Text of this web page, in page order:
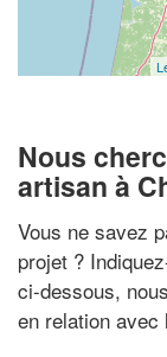
Nous
artisan à
Vous ne savez
projet ?
ci-dessous,
en relation avec